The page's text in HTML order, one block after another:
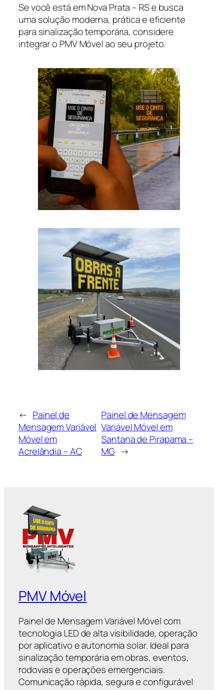
Se você está em Nova Prata – RS e busca
uma solução moderna, prática e eficiente
para sinalização temporária, considere
integrar o PMV Móvel ao seu projeto.
← Painel de
Mensagem Variável
Móvel em
Acrelândia – AC
Painel de Mensagem
Variável Móvel em
Santana de Pirapama –
MG →
PMV Móvel
Painel de Mensagem Variável Móvel com
tecnologia LED de alta visibilidade, operação
por aplicativo e autonomia solar. Ideal para
sinalização temporária em obras, eventos,
rodovias e operações emergenciais.
Comunicação rápida, segura e configurável